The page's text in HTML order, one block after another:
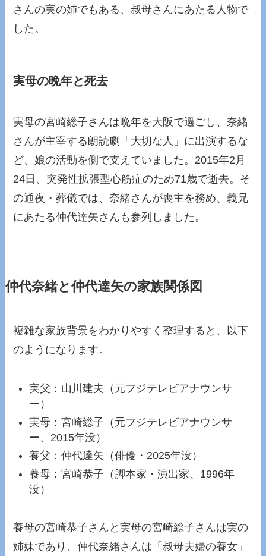
さんの実の姉でもある、叔母さんにあたる人物で
した。
実母の晩年と死去
実母の宮崎総子さんは晩年を大阪で過ごし、奈緒
さんが主宰する朗読劇「大切な人」に出演するな
ど、娘の活動を側で支えていました。2015年2月
24日、突発性拡張型心筋症のため71歳で逝去。そ
の通夜・葬儀では、奈緒さんが喪主を務め、義兄
にあたる仲代達矢さんも参列しました。
仲代奈緒と仲代達矢の家族関係図
複雑な家族背景をわかりやすく整理すると、以下
のようになります。
実父：山川建夫（元フジテレビアナウンサ
ー）
実母：宮崎総子（元フジテレビアナウンサ
ー、2015年没）
養父：仲代達矢（俳優・2025年没）
養母：宮崎恭子（脚本家・演出家、1996年
没）
養母の宮崎恭子さんと実母の宮崎総子さんは実の
姉妹であり、仲代奈緒さんは「叔母夫婦の養女」